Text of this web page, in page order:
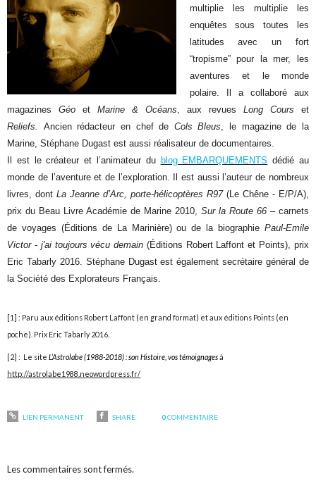
multiplie les multiplie les
enquêtes sous toutes les
latitudes avec un fort
“tropisme” pour la mer, les
aventures et le monde
polaire.
Il a collaboré aux
magazinesGéo etMarine & Océans, aux revues Long Cours et
Reliefs. Ancien rédacteur en chef de Cols Bleus, le magazine de la
Marine, Stéphane Dugast est aussi réalisateur de documentaires.
Il est le créateur et l’animateur du blog EMBARQUEMENTS dédié au
monde de l’aventure et de l’exploration. Il est aussi l’auteur de nombreux
livres, dontLa Jeanne d’Arc, porte-hélicoptères R97(Le Chêne - E/P/A),
prix du Beau Livre Académie de Marine 2010, Sur la Route 66– carnets
de voyages (Éditions de La Marinière) ou de la biographie Paul-Emile
Victor - j'ai toujours vécu demain (Éditions Robert Laffont et Points), prix
Eric Tabarly 2016. Stéphane Dugast est également secrétaire général de
la Société des Explorateurs Français.
[1] : Paru aux éditions Robert Laffont (en grand format) et aux éditions Points (en
poche). Prix Eric Tabarly 2016.
[2] : Le siteL’Astrolabe(1988-2018) : son Histoire, vos témoignagesà
http://astrolabe1988.neowordpress.fr/
LIEN PERMANENT SHARE 0 COMMENTAIRE
Les commentaires sont fermés.